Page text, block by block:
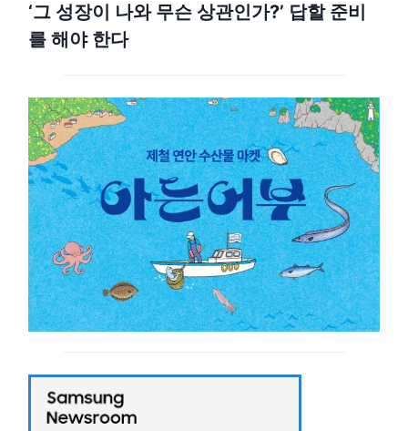
‘그 성장이 나와 무슨 상관인가?’ 답할 준비
를 해야 한다